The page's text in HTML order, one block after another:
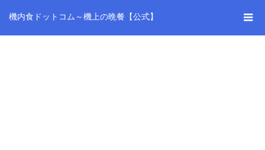
機内食ドットコム～機上の晩餐【公式】